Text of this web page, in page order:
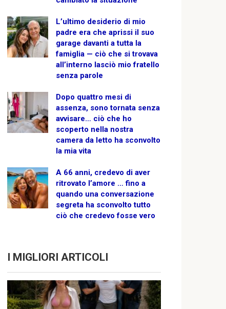
L’ultimo desiderio di mio
padre era che aprissi il suo
garage davanti a tutta la
famiglia — ciò che si trovava
all’interno lasciò mio fratello
senza parole
Dopo quattro mesi di
assenza, sono tornata senza
avvisare… ciò che ho
scoperto nella nostra
camera da letto ha sconvolto
la mia vita
A 66 anni, credevo di aver
ritrovato l’amore … fino a
quando una conversazione
segreta ha sconvolto tutto
ciò che credevo fosse vero
I MIGLIORI ARTICOLI